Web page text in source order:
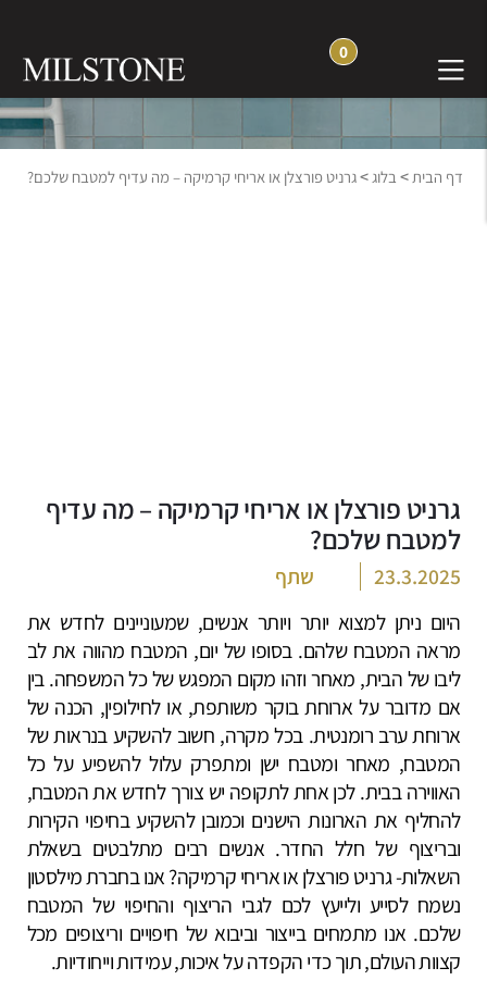
0
בלוג חוויה והשראה
דף הבית> בלוג>גרניט פורצלן או אריחי קרמיקה – מה עדיף למטבח שלכם?
גרניט פורצלן או אריחי קרמיקה – מה עדיף
למטבח שלכם?
23.3.2025
שתף
היום ניתן למצוא יותר ויותר אנשים, שמעוניינים לחדש את
מראה המטבח שלהם. בסופו של יום, המטבח מהווה את לב
ליבו של הבית, מאחר וזהו מקום המפגש של כל המשפחה. בין
אם מדובר על ארוחת בוקר משותפת, או לחילופין, הכנה של
ארוחת ערב רומנטית. בכל מקרה, חשוב להשקיע בנראות של
המטבח, מאחר ומטבח ישן ומתפרק עלול להשפיע על כל
האווירה בבית. לכן אחת לתקופה יש צורך לחדש את המטבח,
להחליף את הארונות הישנים וכמובן להשקיע בחיפוי הקירות
ובריצוף של חלל החדר. אנשים רבים מתלבטים בשאלת
השאלות- גרניט פורצלן או אריחי קרמיקה? אנו בחברת מילסטון
נשמח לסייע ולייעץ לכם לגבי הריצוף והחיפוי של המטבח
שלכם. אנו מתמחים בייצור וביבוא של חיפויים וריצופים מכל
קצוות העולם, תוך כדי הקפדה על איכות, עמידות וייחודיות.